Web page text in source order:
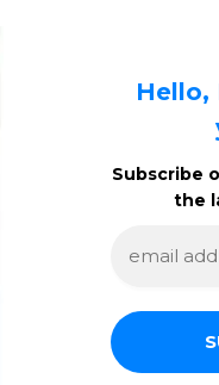
Hello,
Subscribe
the
a
d